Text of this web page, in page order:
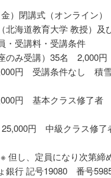
）閉講式（オンライン）
海道教育大学 教授）及
・受講料・受講条件
のみ受講）35名 2,000
円 受講条件なし 積雪
円 基本クラス修了者
円 中級クラス修了
し、定員になり次第締め
銀行 記号19080 番号